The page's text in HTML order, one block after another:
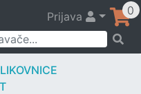
Prijava 0